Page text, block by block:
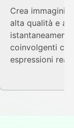
Crea immagini
alta qualità e
coinvolgenti
espressioni